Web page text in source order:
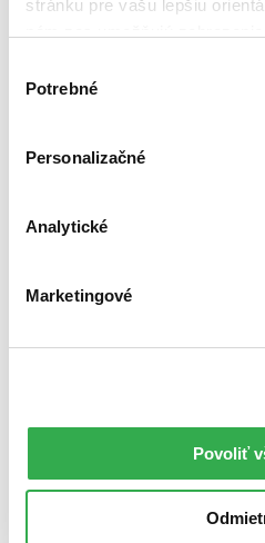
stránku pre vašu lepšiu
nám pomohlo, keby sme
súhlasu
Potrebné
Personalizačné
Analytické
Marketingové
Povoliť
Top hodnotené
Najlacnejšie